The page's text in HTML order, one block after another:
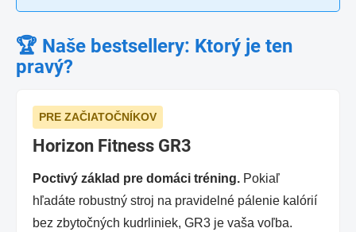
🏆 Naše bestsellery: Ktorý je ten
pravý?
PRE ZAČIATOČNÍKOV
Horizon Fitness GR3
Poctivý základ pre domáci tréning. Pokiaľ
hľadáte robustný stroj na pravidelné pálenie kalórií
bez zbytočných kudrliniek, GR3 je vaša voľba.